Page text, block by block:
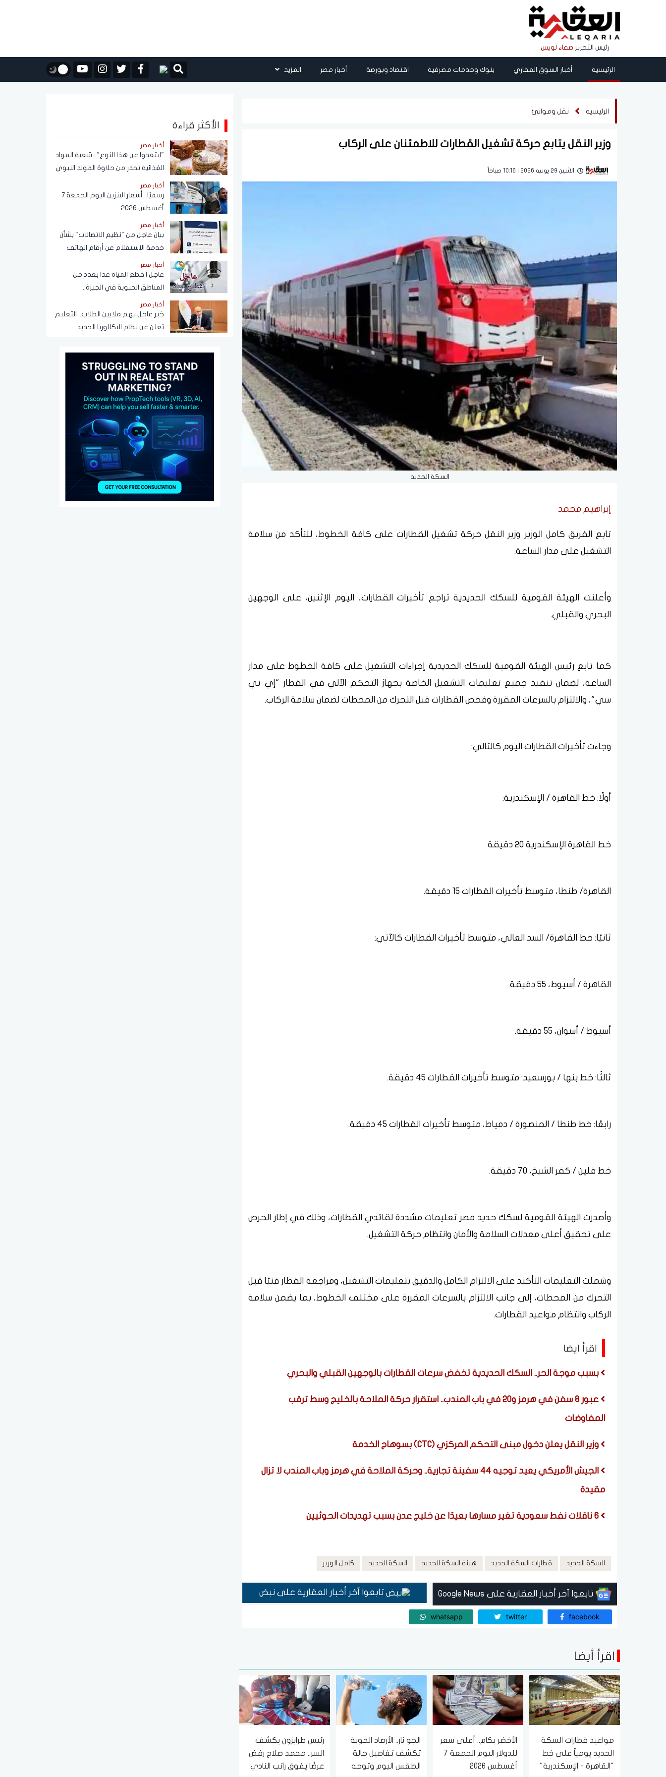
رئيس التحرير صفاء لويس
الرئيسية أخبار السوق العقاري بنوك وخدمات مصرفية اقتصاد وبورصة أخبار مصر المزيد
الرئيسية نقل وموانئ
وزير النقل يتابع حركة تشغيل القطارات للاطمئنان على الركاب
الاثنين 29 يونية 2026 | 10:16 صباحاً
السكة الحديد
إبراهيم محمد
تابع الفريق كامل الوزير وزير النقل حركة تشغيل القطارات على كافة الخطوط، للتأكد من سلامة
التشغيل على مدار الساعة.
وأعلنت الهيئة القومية للسكك الحديدية تراجع تأخيرات القطارات، اليوم الإثنين، على الوجهين
البحري والقبلي.
كما تابع رئيس الهيئة القومية للسكك الحديدية إجراءات التشغيل على كافة الخطوط على مدار
الساعة، لضمان تنفيذ جميع تعليمات التشغيل الخاصة بجهاز التحكم الآلي في القطار "إي تي
سي"، والالتزام بالسرعات المقررة وفحص القطارات قبل التحرك من المحطات لضمان سلامة الركاب.
وجاءت تأخيرات القطارات اليوم كالتالي:
أولًا: خط القاهرة / الإسكندرية:
خط القاهرة الإسكندرية 20 دقيقة
القاهرة/ طنطا، متوسط تأخيرات القطارات 15 دقيقة.
ثانيًا: خط القاهرة/ السد العالي، متوسط تأخيرات القطارات كالآتي:
القاهرة / أسيوط، 55 دقيقة.
أسيوط / أسوان، 55 دقيقة.
ثالثًا: خط بنها / بورسعيد: متوسط تأخيرات القطارات 45 دقيقة.
رابعًا: خط طنطا / المنصورة / دمياط، متوسط تأخيرات القطارات 45 دقيقة.
خط قلين / كفر الشيخ، 70 دقيقة.
وأصدرت الهيئة القومية لسكك حديد مصر تعليمات مشددة لقائدي القطارات، وذلك في إطار الحرص
على تحقيق أعلى معدلات السلامة والأمان وانتظام حركة التشغيل.
وشملت التعليمات التأكيد على الالتزام الكامل والدقيق بتعليمات التشغيل، ومراجعة القطار فنيًا قبل
التحرك من المحطات، إلى جانب الالتزام بالسرعات المقررة على مختلف الخطوط، بما يضمن سلامة
الركاب وانتظام مواعيد القطارات.
اقرأ ايضا
بسبب موجة الحر.. السكك الحديدية تخفض سرعات القطارات بالوجهين القبلي والبحري
عبور 8 سفن في هرمز و20 في باب المندب.. استقرار حركة الملاحة بالخليج وسط ترقب
المفاوضات
وزير النقل يعلن دخول مبنى التحكم المركزي (CTC) بسوهاج الخدمة
الجيش الأمريكي يعيد توجيه 44 سفينة تجارية.. وحركة الملاحة في هرمز وباب المندب لا تزال
مقيدة
السكة الحديد قطارات السكة الحديد هيئة السكة الحديد السكة الحديد كامل الوزير
تابعوا آخر أخبار العقارية على Google News تابعوا آخر أخبار العقارية على نبض
facebook
twitter
whatsapp
اقرأ أيضا
مواعيد قطارات السكة
الحديد يومياً على خط
"القاهرة - الإسكندرية"
الأخضر بكام.. أعلى سعر
للدولار اليوم الجمعة 7
أغسطس 2026
الجو نار.. الأرصاد الجوية
تكشف تفاصيل حالة
الطقس اليوم وتوجه
رئيس طرابزون يكشف
السر.. محمد صلاح رفض
عرضًا يفوق راتب النادي
الأكثر قراءة
أخبار مصر
"ابتعدوا عن هذا النوع".. شعبة المواد
الغذائية تحذر من حلاوة المولد النبوي
أخبار مصر
رسميًا.. أسعار البنزين اليوم الجمعة 7
أغسطس 2026
أخبار مصر
بيان عاجل من "نظيم الاتصالات" بشأن
خدمة الاستعلام عن أرقام الهاتف
المحمول المسجلة باسم المستخدم
عبر تطبيق My NTRA
أخبار مصر
عاجل | قطع المياه غدا بعدد من
المناطق الحيوية في الجيزة..
ومناشدات للمواطنين بتدبير
احتياجاتهم
أخبار مصر
خبر عاجل يهم ملايين الطلاب.. التعليم
تعلن عن نظام البكالوريا الجديد